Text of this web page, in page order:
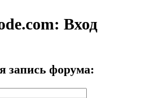
Вход
запись форума: